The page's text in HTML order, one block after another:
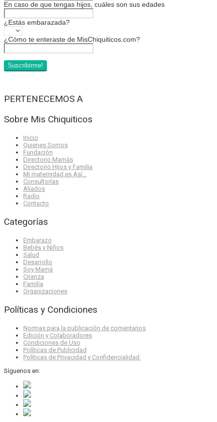
En caso de que tengas hijos, cuáles son sus edades
¿Estás embarazada?
¿Cómo te enteraste de MisChiquiticos.com?
PERTENECEMOS A
Sobre Mis Chiquiticos
Inicio
Quienes Somos
Fundación
Directorio Mamás
Directorio Hijos y Familia
Mi maternidad es Así…
Consultorías
Aliados
Radio
Contacto
Categorías
Embarazo
Bebés y Niños
Salud
Desarrollo
Soy Mamá
Crianza
Familia
Organizaciones
Políticas y Condiciones
Normas para la publicación de comentarios
Edición y Colaboradores
Condiciones de Uso
Políticas de Publicidad
Políticas de Privacidad y Confidencialidad
Síguenos en: